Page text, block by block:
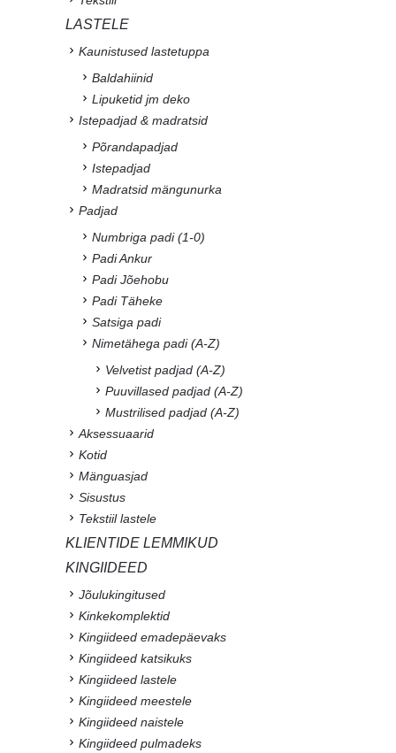
LASTELE
Kaunistused lastetuppa
Baldahiinid
Lipuketid jm deko
Istepadjad & madratsid
Põrandapadjad
Istepadjad
Madratsid mängunurka
Padjad
Numbriga padi (1-0)
Padi Ankur
Padi Jõehobu
Padi Täheke
Satsiga padi
Nimetähega padi (A-Z)
Velvetist padjad (A-Z)
Puuvillased padjad (A-Z)
Mustrilised padjad (A-Z)
Aksessuaarid
Kotid
Mänguasjad
Sisustus
Tekstiil lastele
KLIENTIDE LEMMIKUD
KINGIIDEED
Jõulukingitused
Kinkekomplektid
Kingiideed emadepäevaks
Kingiideed katsikuks
Kingiideed lastele
Kingiideed meestele
Kingiideed naistele
Kingiideed pulmadeks